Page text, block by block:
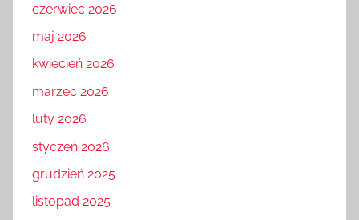
czerwiec 2026
maj 2026
kwiecień 2026
marzec 2026
luty 2026
styczeń 2026
grudzień 2025
listopad 2025